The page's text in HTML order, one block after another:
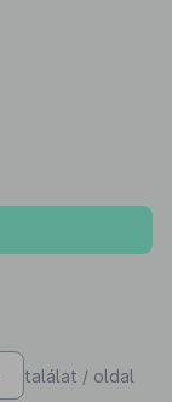
találat / oldal